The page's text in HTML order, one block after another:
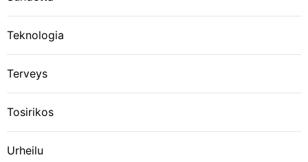
Teknologia
Terveys
Tosirikos
Urheilu